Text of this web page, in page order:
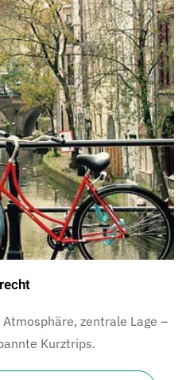
zentrale Lage –
Kurztrips.